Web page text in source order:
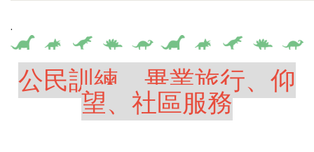
.
公民訓練、畢業旅行、仰
望、社區服務